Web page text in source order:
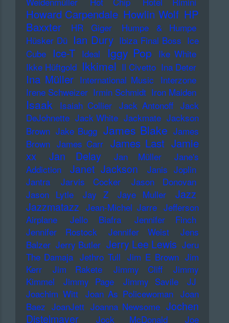
Howard Carpendale Howlin Wolf HP
Baxxter
HR Giger
Humpe & Humpe
Hüsker Dü Ian Dury Ibiza Final Boss Ice
Cube
Ice-T Ideal Iggy Pop Ike White
Ikke Hüftgold Ikkimel Il Civetto Ina Deter
Ina Müller International Music Interzone
Irene Schweizer Irmin Schmidt Iron Maiden
Isaak Isaiah Collier Jack Antonoff Jack
DeJohnette Jack White Jackmate Jackson
Brown Jake Bugg James Blake James
Brown James Carr James Last Jamie
xx
Jan Delay Jan Müller
Jane's
Addiction
Janet Jackson
Janis Joplin
Jantra
Jarvis Cocker
Jason Donovan
Jason Lytle
Jay Z Jaye Muller
Jazz
Jazzmatazz Jean-Michel Jarre Jefferson
Airplane
Jello Biafra
Jennifer Finch
Jennifer Rostock
Jennifer Weist
Jens
Balzer Jerry Butler Jerry Lee Lewis Jeru
The Damaja Jethro Tull Jim E Brown Jim
Kerr
Jim Rakete Jimmy Cliff
Jimmy
Kimmel
Jimmy Page Jimmy Savile
JJ
Joachim Witt Joan As Policewoman Joan
Baez JoanJett Joanna Newsome Jochen
Distelmayer
Jock McDonald
Joe